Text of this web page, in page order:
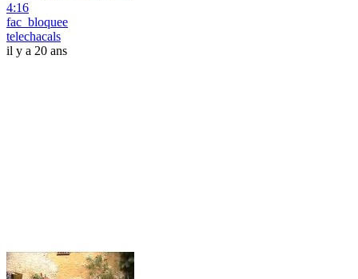
4:16
fac_bloquee
telechacals
il y a 20 ans